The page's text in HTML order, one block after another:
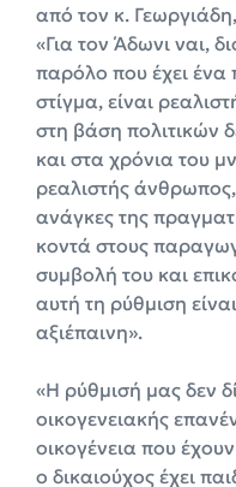
από τον κ.
«Για τον Άδωνι ναι,
παρόλο που έχει ένα
στίγμα, είναι
στη βάση πολιτικών
και στα χρόνια του
ρεαλιστής άνθρωπος,
ανάγκες της
κοντά στους
συμβολή του και
αυτή τη ρύθμιση
αξιέπαινη».
«Η ρύθμισή μας δεν
οικογενειακής
οικογένεια που
ο δικαιούχος έχει